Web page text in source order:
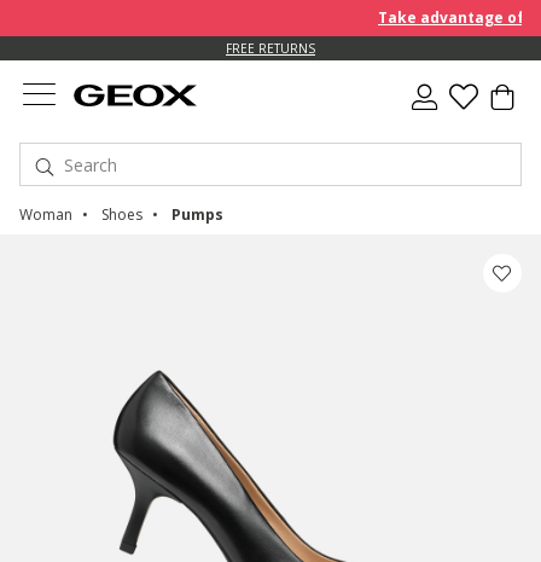
Take advantage of an
FREE RETURNS
Woman Shoes Pumps